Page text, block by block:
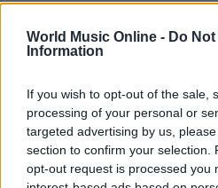
World Music Online - Do
Information
If you wish to opt-out of the sale,
processing of your personal or
targeted advertising by us,
section to confirm your selection.
opt-out request is processed you